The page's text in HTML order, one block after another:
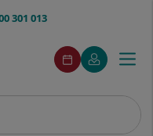
301 013
menuAcceso
Demaneu
cita
Aquest
enllaç
s'obrirà
una
El
meu
Aquest
enllaç
s'obrirà
una
finestra
Menú